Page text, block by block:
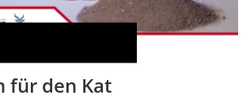
für den Kat